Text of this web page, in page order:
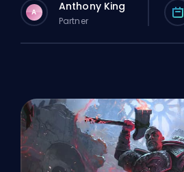
A Anthony King
Partner